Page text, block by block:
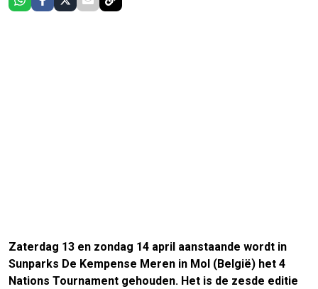
Zaterdag 13 en zondag 14 april aanstaande wordt in
Sunparks De Kempense Meren in Mol (België) het 4
Nations Tournament gehouden. Het is de zesde editie